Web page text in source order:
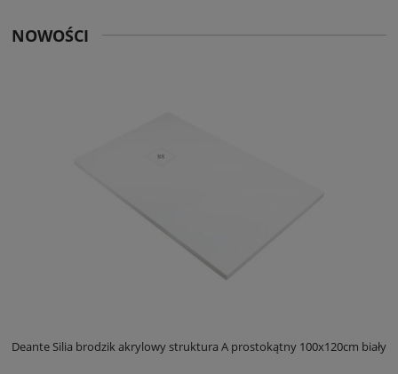
NOWOŚCI
Deante Silia brodzik akrylowy struktura A prostokątny 100x120cm biały